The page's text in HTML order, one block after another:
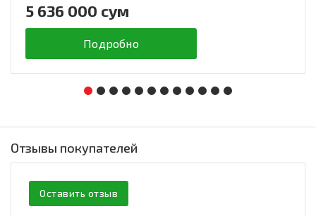
5 636 000 сум
Подробно
Отзывы покупателей
Оставить отзыв